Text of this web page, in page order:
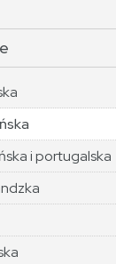
i portugalska